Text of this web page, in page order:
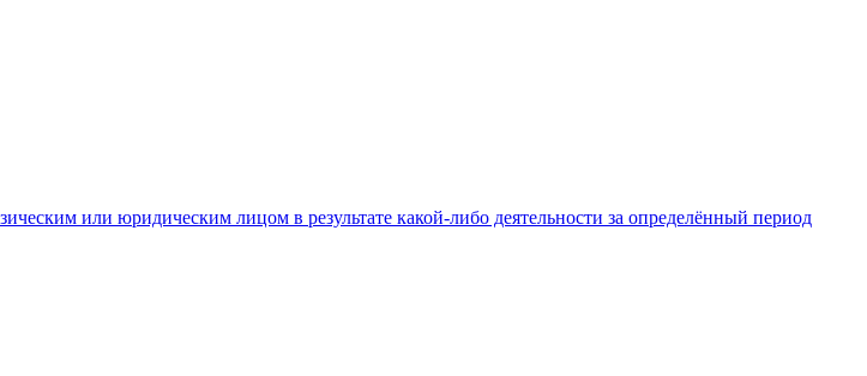
или юридическим лицом в результате какой-либо деятельности за определённый период